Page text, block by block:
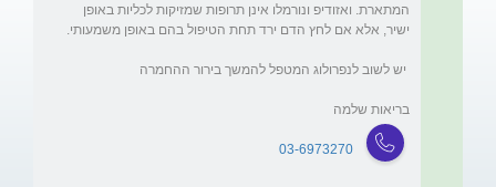
המתארת. ואזודיפ ונורמלו אינן תרופות שמזיקות לכליות באופן
בריאות שלמה
03-6973270